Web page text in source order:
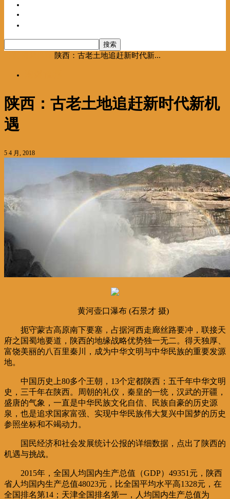
陕西：古老土地追赶新时代新...
陕西：古老土地追赶新时代新机
遇
5 4 月, 2018
黄河壶口瀑布 (石景才 摄)
扼守蒙古高原南下要塞，占据河西走廊丝路要冲，联接天
府之国蜀地要道，陕西的地缘战略优势独一无二。得天独厚、
富饶美丽的八百里秦川，成为中华文明与中华民族的重要发源
地。
中国历史上80多个王朝，13个定都陕西；五千年中华文明
史，三千年在陕西。周朝的礼仪，秦皇的一统，汉武的开疆，
盛唐的气象，一直是中华民族文化自信、民族自豪的历史源
泉，也是追求国家富强、实现中华民族伟大复兴中国梦的历史
参照坐标和不竭动力。
国民经济和社会发展统计公报的详细数据，点出了陕西的
机遇与挑战。
2015年，全国人均国内生产总值（GDP）49351元，陕西
省人均国内生产总值48023元，比全国平均水平高1328元，在
全国排名第14；天津全国排名第一，人均国内生产总值为